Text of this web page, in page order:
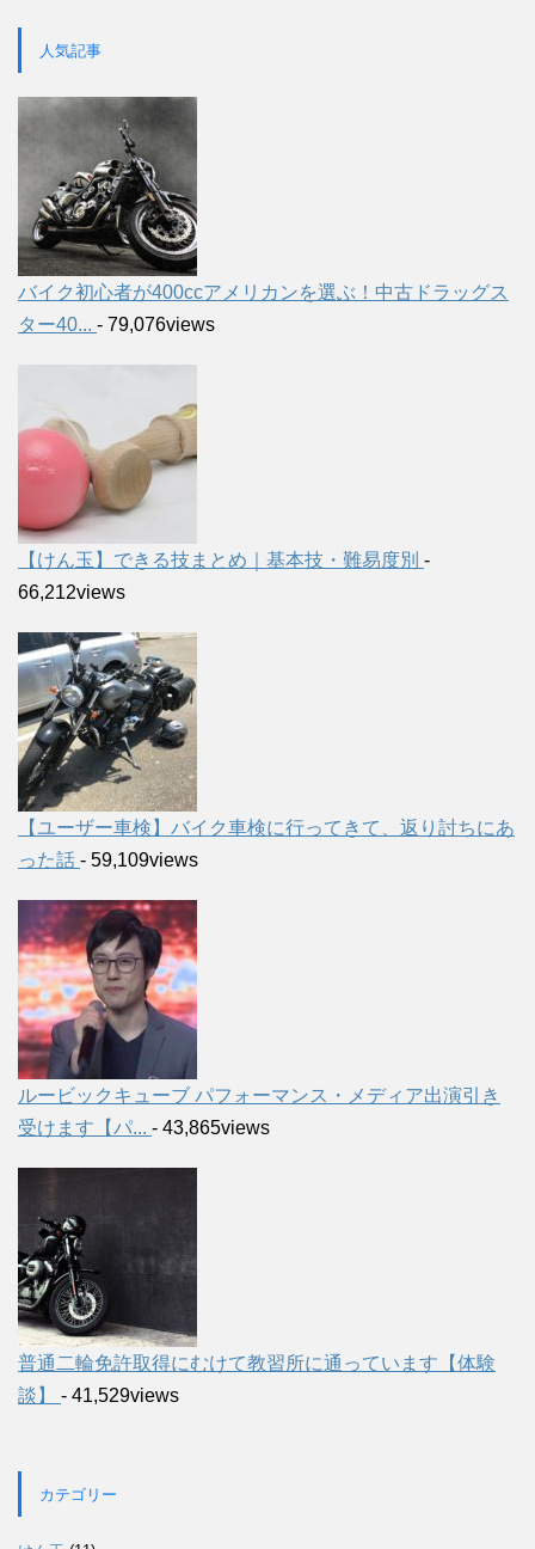
人気記事
バイク初心者が400ccアメリカンを選ぶ！中古ドラッグス
ター40... - 79,076views
【けん玉】できる技まとめ｜基本技・難易度別 -
66,212views
【ユーザー車検】バイク車検に行ってきて、返り討ちにあ
った話 - 59,109views
ルービックキューブ パフォーマンス・メディア出演引き
受けます【パ... - 43,865views
普通二輪免許取得にむけて教習所に通っています【体験
談】 - 41,529views
カテゴリー